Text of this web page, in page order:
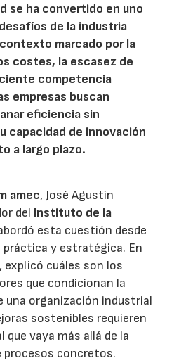
se ha convertido en uno
de la industria
marcado por la
costes, la escasez de
competencia
empresas buscan
eficiencia sin
capacidad de innovación
a largo plazo.
amec, José Agustín
del Instituto de la
esta cuestión desde
práctica y estratégica. En
cuáles son los
que condicionan la
una organización industrial
sostenibles requieren
que vaya más allá de la
procesos concretos.